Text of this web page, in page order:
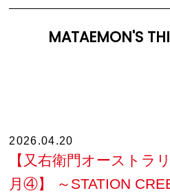
MATAEMON'S
2026.04.20
【又右衛門オーストラ
月④】 ～STATION